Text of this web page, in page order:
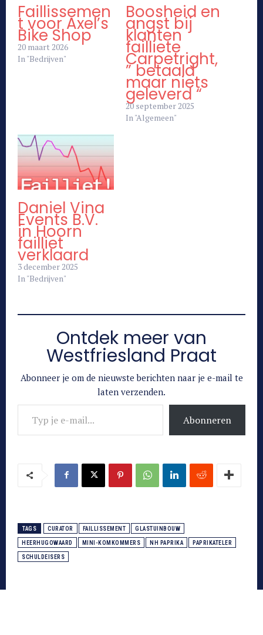
Faillissemen
t voor Axel’s
Bike Shop
20 maart 2026
In "Bedrijven"
Boosheid en
angst bij
klanten
failliete
Carpetright,
” betaald
maar niets
geleverd “
20 september 2025
In "Algemeen"
Daniel Vina
Events B.V.
in Hoorn
failliet
verklaard
3 december 2025
In "Bedrijven"
Ontdek meer van
Westfriesland Praat
Abonneer je om de nieuwste berichten naar je e-mail te
laten verzenden.
Typ je e-mail...
Abonneren
TAGS CURATOR FAILLISSEMENT GLASTUINBOUW
HEERHUGOWAARD MINI-KOMKOMMERS NH PAPRIKA PAPRIKATELER
SCHULDEISERS